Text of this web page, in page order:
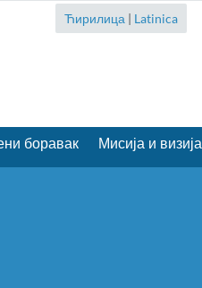
Ћирилица | Latinica
боравак Мисија и визија